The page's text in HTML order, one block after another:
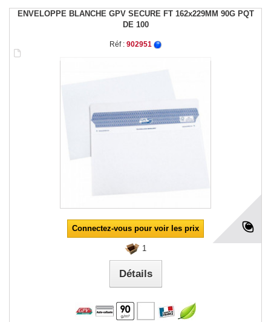
ENVELOPPE BLANCHE GPV SECURE FT 162x229MM 90G PQT
DE 100
Réf : 902951
Connectez-vous pour voir les prix
1
Détails